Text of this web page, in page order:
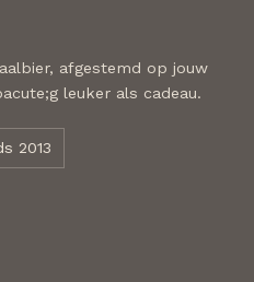
afgestemd op jouw
leuker als cadeau.
2013